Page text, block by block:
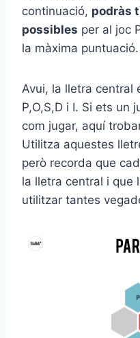
continuació, podràs
possibles per al joc
la màxima puntuació.
Avui, la lletra central
P,O,S,D i I. Si ets un
com jugar, aquí
Utilitza aquestes
però recorda que
la lletra central i que
utilitzar tantes